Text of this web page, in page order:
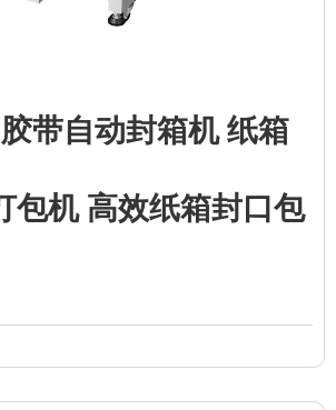
带自动封箱机 纸箱
包机 高效纸箱封口包